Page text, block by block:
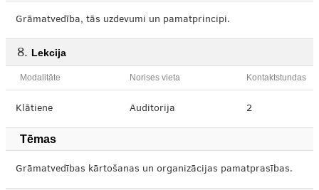
Grāmatvedība, tās uzdevumi un pamatprincipi.
Lekcija
Modalitāte Norises vieta Kontaktstundas
Klātiene Auditorija 2
Tēmas
Grāmatvedības kārtošanas un organizācijas pamatprasības.